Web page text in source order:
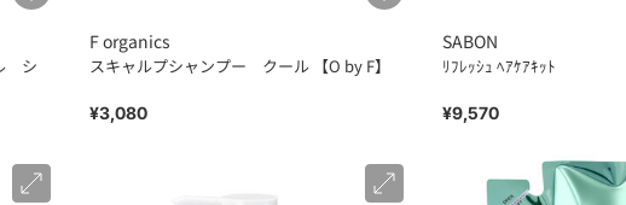
F organics
スキャルプシャンプー クール 【O by F】
¥3,080
SABON
ﾘﾌﾚｯｼｭ ﾍｱｹｱｷｯﾄ
¥9,570